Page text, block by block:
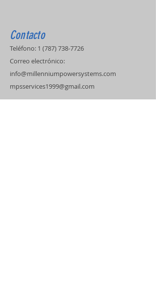
Contacto
Teléfono: 1 (787) 738-7726
Correo electrónico:
info@millenniumpowersystems.com
mpsservices1999@gmail.com